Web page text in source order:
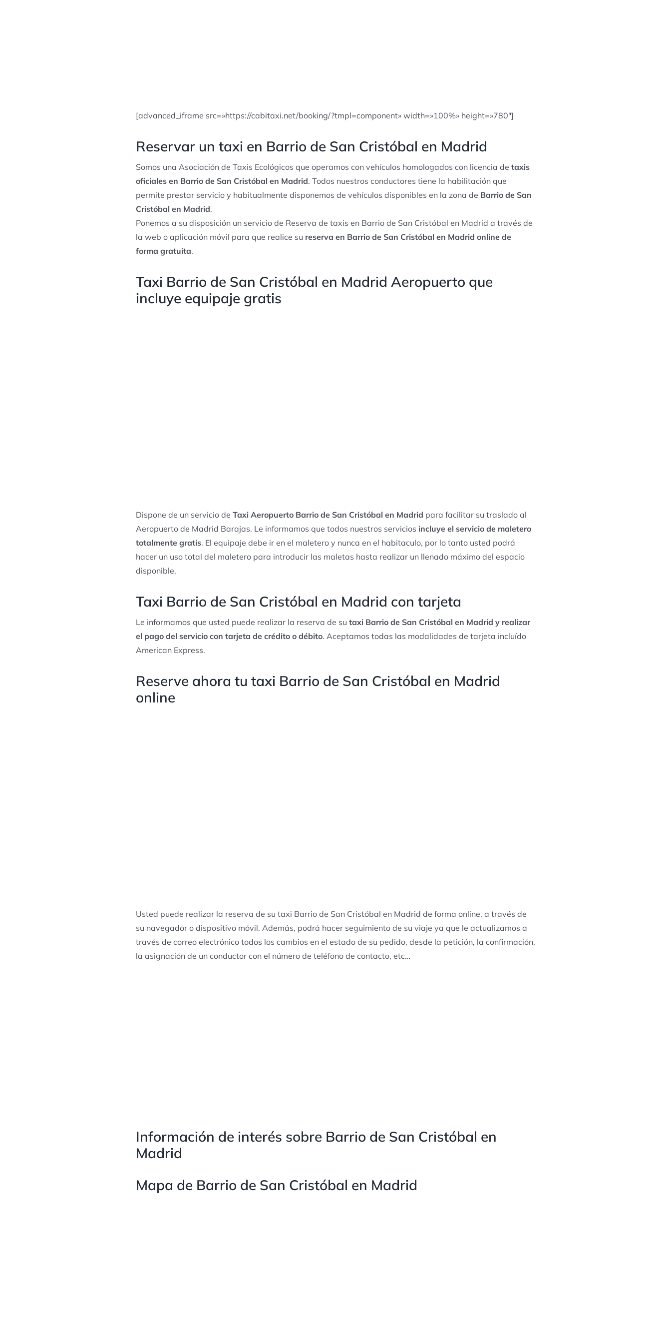
[advanced_iframe src=»https://cabitaxi.net/booking/?tmpl=component» width=»100%» height=»780″]
Reservar un taxi en Barrio de San Cristóbal en Madrid
Somos una Asociación de Taxis Ecológicos que operamos con vehículos homologados con licencia de taxis
oficiales en Barrio de San Cristóbal en Madrid. Todos nuestros conductores tiene la habilitación que
permite prestar servicio y habitualmente disponemos de vehículos disponibles en la zona de Barrio de San
Cristóbal en Madrid.
Ponemos a su disposición un servicio de Reserva de taxis en Barrio de San Cristóbal en Madrid a través de
la web o aplicación móvil para que realice su reserva en Barrio de San Cristóbal en Madrid online de
forma gratuita.
Taxi Barrio de San Cristóbal en Madrid Aeropuerto que
incluye equipaje gratis
Dispone de un servicio de Taxi Aeropuerto Barrio de San Cristóbal en Madrid para facilitar su traslado al
Aeropuerto de Madrid Barajas. Le informamos que todos nuestros servicios incluye el servicio de maletero
totalmente gratis. El equipaje debe ir en el maletero y nunca en el habitaculo, por lo tanto usted podrá
hacer un uso total del maletero para introducir las maletas hasta realizar un llenado máximo del espacio
disponible.
Taxi Barrio de San Cristóbal en Madrid con tarjeta
Le informamos que usted puede realizar la reserva de su taxi Barrio de San Cristóbal en Madrid y realizar
el pago del servicio con tarjeta de crédito o débito. Aceptamos todas las modalidades de tarjeta incluído
American Express.
Reserve ahora tu taxi Barrio de San Cristóbal en Madrid
online
Usted puede realizar la reserva de su taxi Barrio de San Cristóbal en Madrid de forma online, a través de
su navegador o dispositivo móvil. Además, podrá hacer seguimiento de su viaje ya que le actualizamos a
través de correo electrónico todos los cambios en el estado de su pedido, desde la petición, la confirmación,
la asignación de un conductor con el número de teléfono de contacto, etc…
Información de interés sobre Barrio de San Cristóbal en
Madrid
Mapa de Barrio de San Cristóbal en Madrid